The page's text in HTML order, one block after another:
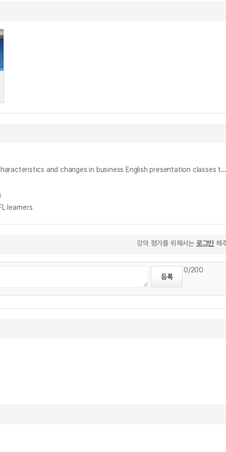
쓰기 지도를 통한 비즈니스 영어 프리젠테이션 수업과정에서 나타난 학습자들의 특징과 변화에 관한 연구 : 기업체 임직원들을 대상으로 = (The)learners' characteristics and changes in business English presentation classes through teaching writing skills : a case study of employees in a company
learners
강의 평가를 위해서는 로그인 해
0/200